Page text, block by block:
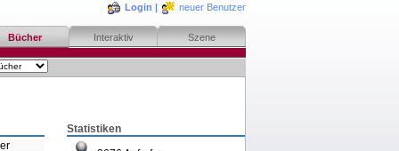
Login | neuer Benutzer
Bücher Interaktiv Szene
Statistiken